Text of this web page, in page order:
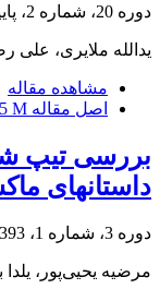
دوره 20، شماره 2، پاییز 2024، صفحه
یدالله ملایری،
مشاهده مقاله
اصل مقاله M
بررسی تیپ
داستانهای
دوره 3، شماره 1، 1393، صفحه
مرضیه یحیی‌پور، یلدا